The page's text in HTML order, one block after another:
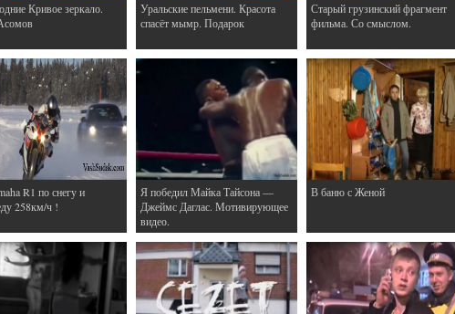
Кривое зеркало.
Уральские пельмени. Красота
спасёт мымр. Подарок
Старый грузинский фрагмент
фильма. Со смыслом.
R1 по снегу и
258км/ч !
Я победил Майка Тайсона —
Джеймс Даглас. Мотивирующее
видео.
В баню с Женой